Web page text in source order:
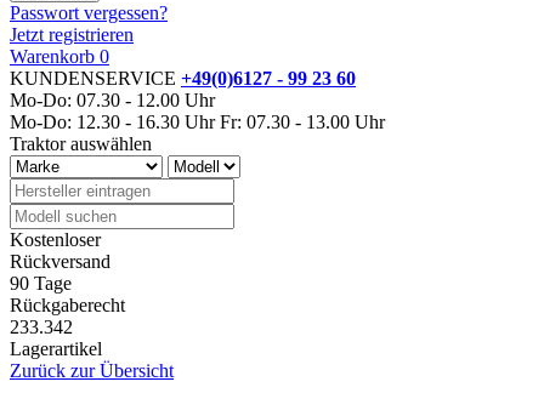
Passwort vergessen?
Jetzt registrieren
Warenkorb 0
KUNDENSERVICE +49(0)6127 - 99 23 60
Mo-Do: 07.30 - 12.00 Uhr
Mo-Do: 12.30 - 16.30 Uhr Fr: 07.30 - 13.00 Uhr
Traktor auswählen
Kostenloser
Rückversand
90 Tage
Rückgaberecht
233.342
Lagerartikel
Zurück zur Übersicht